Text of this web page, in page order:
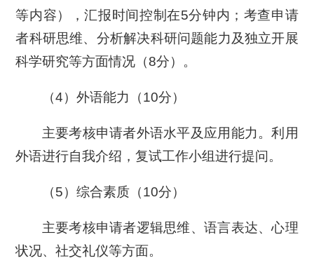
等内容），汇报时间控制在5分钟内；考查申请
者科研思维、分析解决科研问题能力及独立开展
科学研究等方面情况（8分）。
（4）外语能力（10分）
主要考核申请者外语水平及应用能力。利用
外语进行自我介绍，复试工作小组进行提问。
（5）综合素质（10分）
主要考核申请者逻辑思维、语言表达、心理
状况、社交礼仪等方面。